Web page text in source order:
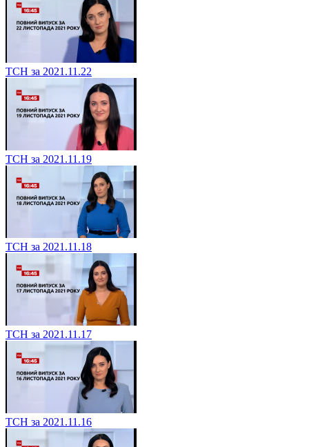
ТСН за 2021.11.22
ТСН за 2021.11.19
ТСН за 2021.11.18
ТСН за 2021.11.17
ТСН за 2021.11.16